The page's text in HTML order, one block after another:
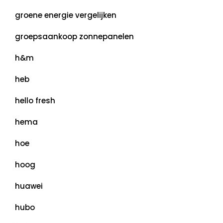
groene energie vergelijken
groepsaankoop zonnepanelen
h&m
heb
hello fresh
hema
hoe
hoog
huawei
hubo